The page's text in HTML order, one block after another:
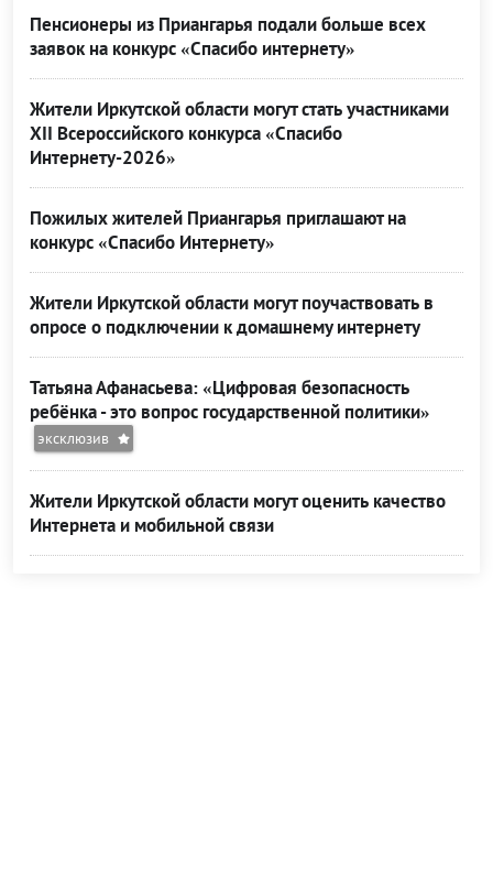
Пенсионеры из Приангарья подали больше всех
заявок на конкурс «Спасибо интернету»
Жители Иркутской области могут стать участниками
XII Всероссийского конкурса «Спасибо
Интернету-2026»
Пожилых жителей Приангарья приглашают на
конкурс «Спасибо Интернету»
Жители Иркутской области могут поучаствовать в
опросе о подключении к домашнему интернету
Татьяна Афанасьева: «Цифровая безопасность
ребёнка - это вопрос государственной политики»
эксклюзив
Жители Иркутской области могут оценить качество
Интернета и мобильной связи